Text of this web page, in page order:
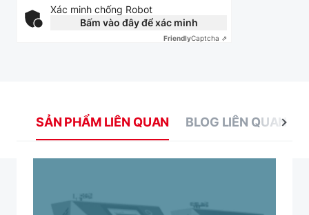
Xác minh chống Robot
Bấm vào đây để xác minh
FriendlyCaptcha ⇗
SẢN PHẨM LIÊN QUAN BLOG LIÊN QUAN